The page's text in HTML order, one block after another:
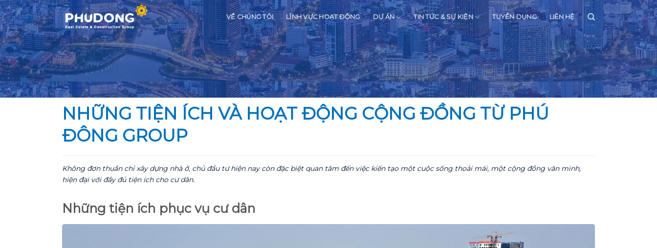
Skip
to
content
VỀ CHÚNG TÔI LĨNH VỰC HOẠT ĐỘNG DỰ ÁN TIN TỨC & SỰ KIỆN TUYỂN DỤNG LIÊN HỆ
NHỮNG TIỆN ÍCH VÀ HOẠT ĐỘNG CỘNG ĐỒNG TỪ PHÚ
ĐÔNG GROUP
Không đơn thuần chỉ xây dựng nhà ở, chủ đầu tư hiện nay còn đặc biệt quan tâm đến việc kiến tạo một cuộc sống thoải mái, một cộng đồng văn minh,
hiện đại với đầy đủ tiện ích cho cư dân.
Những tiện ích phục vụ cư dân